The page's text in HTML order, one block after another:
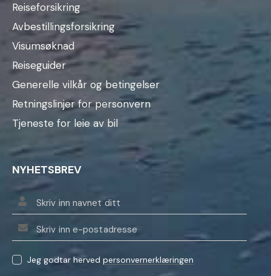
Reiseforsikring
Avbestillingsforsikring
Visumsøknad
Reiseguider
Generelle vilkår og betingelser
Retningslinjer for personvern
Tjeneste for leie av bil
NYHETSBREV
Jeg godtar hervedpersonvernerklæringen